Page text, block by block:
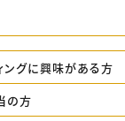
ングに興味がある方
の方